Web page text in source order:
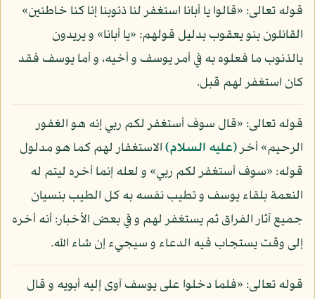
قوله تعالى: «قالوا يا أبانا استغفر لنا ذنوبنا إنا كنا خاطئين»
القائلون بنو يعقوب بدليل قولهم: «يا أبانا» و يريدون
بالذنوب ما فعلوه به في أمر يوسف و أخيه، و أما يوسف فقد
كان استغفر لهم قبل.
قوله تعالى: «قال سوف أستغفر لكم ربي إنه هو الغفور
الرحيم» أخر(عليه السلام)الاستغفار لهم كما هو مدلول
قوله: «سوف أستغفر لكم ربي» و لعله إنما أخره ليتم له
النعمة بلقاء يوسف و تطيب نفسه به كل الطيب بنسيان
جميع آثار الفراق ثم يستغفر لهم و في بعض الأخبار: أنه أخره
إلى وقت يستجاب فيه الدعاء و سيجيء إن شاء الله.
قوله تعالى: «فلما دخلوا على يوسف آوى إليه أبويه و قال